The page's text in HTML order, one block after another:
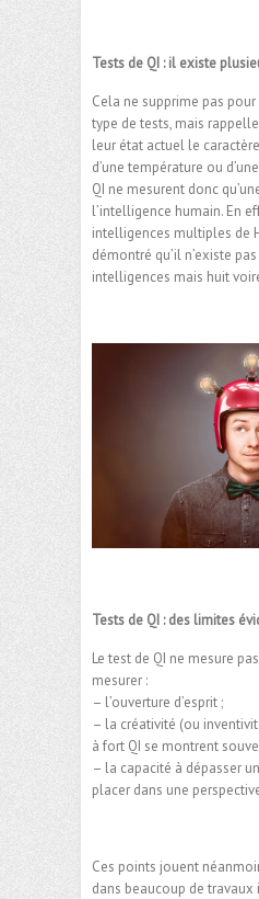
Tests de QI : il existe
Cela ne supprime pas
type de tests, mais
leur état actuel le
d’une température ou
QI ne mesurent donc
l’intelligence humain. En
intelligences multiples de
démontré qu’il n’existe
intelligences mais huit
Tests de QI : des limites
Le test de QI ne mesure
mesurer :
– l’ouverture d’esprit ;
– la créativité (ou
à fort QI se montrent
– la capacité à dépasser
placer dans une
Ces points jouent
dans beaucoup de